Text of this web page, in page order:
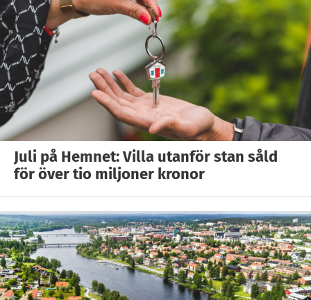
Juli på Hemnet: Villa utanför stan såld
för över tio miljoner kronor